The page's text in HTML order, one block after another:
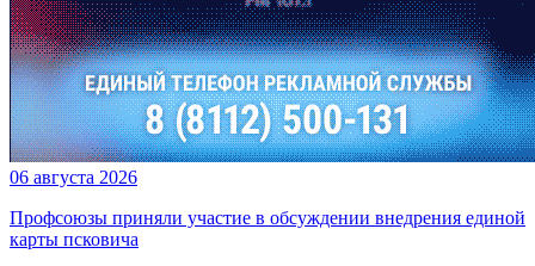
06 августа 2026
Профсоюзы приняли участие в обсуждении внедрения единой
карты псковича